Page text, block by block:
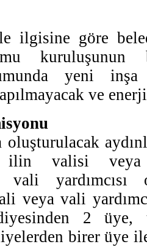
ilgisine göre
kuruluşunun
yeni
ve
ilin valisi veya
vali yardımcısı
veya vali
2 üye,
birer üye